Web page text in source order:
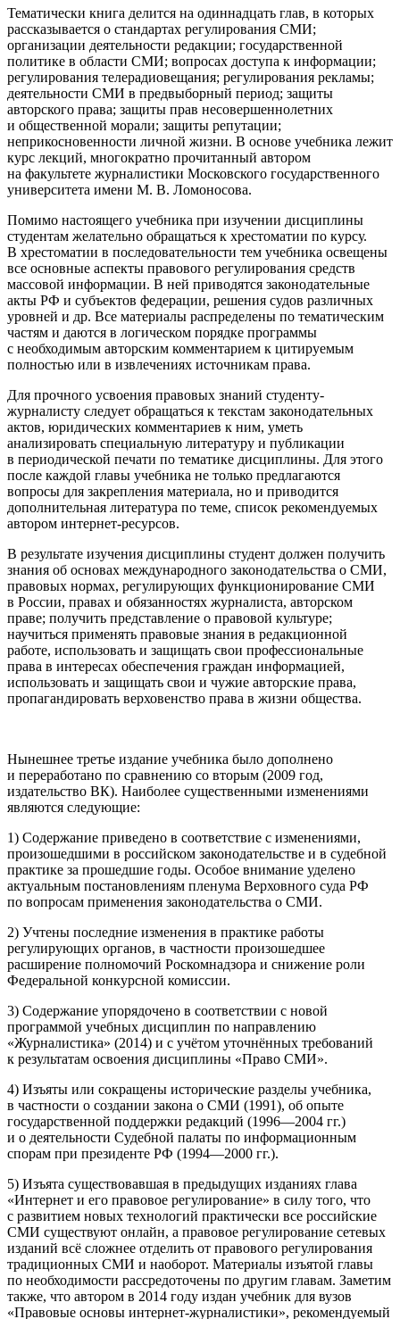
Тематически книга делится на одиннадцать глав, в которых
рассказывается о стандартах регулирования СМИ;
организации деятельности редакции; государственной
политике в области СМИ; вопросах доступа к информации;
регулирования телерадиовещания; регулирования рекламы;
деятельности СМИ в предвыборный период; защиты
авторского права; защиты прав несовершеннолетних
и общественной морали; защиты репутации;
неприкосновенности личной жизни. В основе учебника лежит
курс лекций, многократно прочитанный автором
на факультете журналистики Московского государственного
университета имени М. В. Ломоносова.
Помимо настоящего учебника при изучении дисциплины
студентам желательно обращаться к хрестоматии по курсу.
В хрестоматии в последовательности тем учебника освещены
все основные аспекты правового регулирования средств
массовой информации. В ней приводятся законодательные
акты РФ и субъектов федерации, решения судов различных
уровней и др. Все материалы распределены по тематическим
частям и даются в логическом порядке программы
с необходимым авторским комментарием к цитируемым
полностью или в извлечениях источникам права.
Для прочного усвоения правовых знаний студенту-
журналисту следует обращаться к текстам законодательных
актов, юридических комментариев к ним, уметь
анализировать специальную литературу и публикации
в периодической печати по тематике дисциплины. Для этого
после каждой главы учебника не только предлагаются
вопросы для закрепления материала, но и приводится
дополнительная литература по теме, список рекомендуемых
автором интернет-ресурсов.
В результате изучения дисциплины студент должен получить
знания об основах международного законодательства о СМИ,
правовых нормах, регулирующих функционирование СМИ
в России, правах и обязанностях журналиста, авторском
праве; получить представление о правовой культуре;
научиться применять правовые знания в редакционной
работе, использовать и защищать свои профессиональные
права в интересах обеспечения граждан информацией,
использовать и защищать свои и чужие авторские права,
пропагандировать верховенство права в жизни общества.
Нынешнее третье издание учебника было дополнено
и переработано по сравнению со вторым (2009 год,
издательство ВК). Наиболее существенными изменениями
являются следующие:
1) Содержание приведено в соответствие с изменениями,
произошедшими в российском законодательстве и в судебной
практике за прошедшие годы. Особое внимание уделено
актуальным постановлениям пленума Верховного суда РФ
по вопросам применения законодательства о СМИ.
2) Учтены последние изменения в практике работы
регулирующих органов, в частности произошедшее
расширение полномочий Роскомнадзора и снижение роли
Федеральной конкурсной комиссии.
3) Содержание упорядочено в соответствии с новой
программой учебных дисциплин по направлению
«Журналистика» (2014) и с учётом уточнённых требований
к результатам освоения дисциплины «Право СМИ».
4) Изъяты или сокращены исторические разделы учебника,
в частности о создании закона о СМИ (1991), об опыте
государственной поддержки редакций (1996—2004 гг.)
и о деятельности Судебной палаты по информационным
спорам при президенте РФ (1994—2000 гг.).
5) Изъята существовавшая в предыдущих изданиях глава
«Интернет и его правовое регулирование» в силу того, что
с развитием новых технологий практически все российские
СМИ существуют онлайн, а правовое регулирование сетевых
изданий всё сложнее отделить от правового регулирования
традиционных СМИ и наоборот. Материалы изъятой главы
по необходимости рассредоточены по другим главам. Заметим
также, что автором в 2014 году издан учебник для вузов
«Правовые основы интернет-журналистики», рекомендуемый